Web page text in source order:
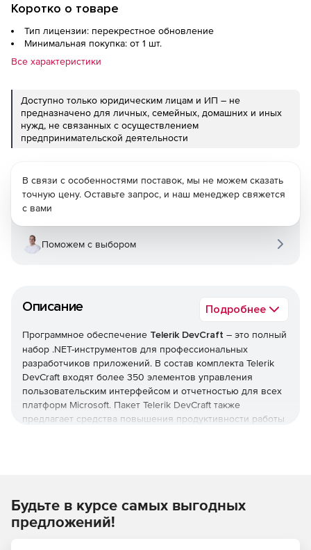
Коротко о товаре
Тип лицензии: перекрестное обновление
Минимальная покупка: от 1 шт.
Все характеристики
Доступно только юридическим лицам и ИП – не
предназначено для личных, семейных, домашних и иных
нужд, не связанных с осуществлением
предпринимательской деятельности
Описание Подробнее
Программное обеспечение Telerik DevCraft – это полный
набор .NET-инструментов для профессиональных
разработчиков приложений. В состав комплекта Telerik
DevCraft входят более 350 элементов управления
пользовательским интерфейсом и отчетностью для всех
платформ Microsoft. Пакет Telerik DevCraft также
предлагает средства повышения продуктивности работы
позволяет создавать настольные, мобильные и web-
приложения с насыщенным функционалом. Более 100
тысяч .NET-разработчиков по всему миру используют
В связи с особенностями поставок, мы не можем сказать
точную цену. Оставьте запрос, и наш менеджер свяжется
с вами
Поможем с выбором
Будьте в курсе самых выгодных
предложений!